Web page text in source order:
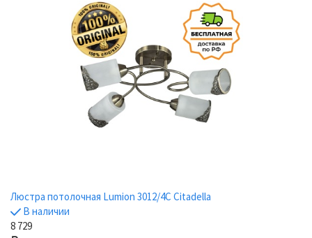
Люстра потолочная Lumion 3012/4C Citadella
В наличии
8 729